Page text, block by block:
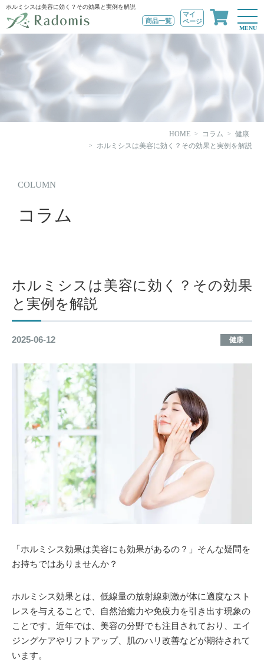
ホルミシスは美容に効く？その効果と実例を解説
商品一覧
マイ
ページ
MENU
HOME コラム
健康
ホルミシスは美容に効く？その効果と実例を解説
COLUMN
コラム
ホルミシスは美容に効く？その効果
と実例を解説
2025-06-12 健康
「ホルミシス効果は美容にも効果があるの？」そんな疑問を
お持ちではありませんか？
ホルミシス効果とは、低線量の放射線刺激が体に適度なスト
レスを与えることで、自然治癒力や免疫力を引き出す現象の
ことです。近年では、美容の分野でも注目されており、エイ
ジングケアやリフトアップ、肌のハリ改善などが期待されて
います。